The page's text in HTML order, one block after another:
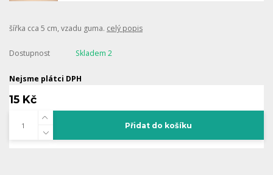
šířka cca 5 cm, vzadu guma. celý popis
Dostupnost Skladem 2
Nejsme plátci DPH
15 Kč
Přidat do košíku